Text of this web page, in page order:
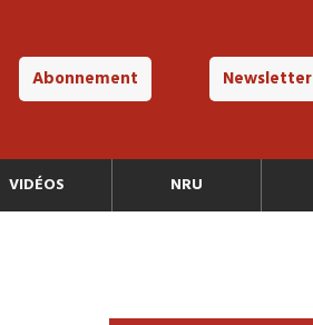
Abonnement Newsletter
VIDÉOS NRU